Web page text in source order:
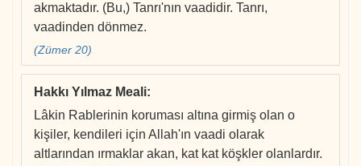
akmaktadır. (Bu,) Tanrı'nın vaadidir. Tanrı,
vaadinden dönmez.
(Zümer 20)
Hakkı Yılmaz Meali:
Lâkin Rablerinin koruması altına girmiş olan o
kişiler, kendileri için Allah'ın vaadi olarak
altlarından ırmaklar akan, kat kat köşkler olanlardır.